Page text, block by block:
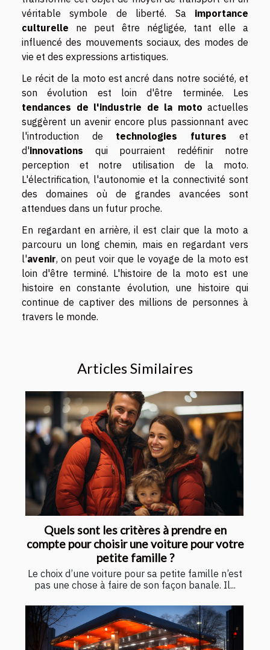
véritable symbole de liberté. Sa importance
culturelle ne peut être négligée, tant elle a
influencé des mouvements sociaux, des modes de
vie et des expressions artistiques.
Le récit de la moto est ancré dans notre société, et
son évolution est loin d'être terminée. Les
tendances de l'industrie de la moto actuelles
suggèrent un avenir encore plus passionnant avec
l'introduction de technologies futures et
d'innovations qui pourraient redéfinir notre
perception et notre utilisation de la moto.
L'électrification, l'autonomie et la connectivité sont
des domaines où de grandes avancées sont
attendues dans un futur proche.
En regardant en arrière, il est clair que la moto a
parcouru un long chemin, mais en regardant vers
l'avenir, on peut voir que le voyage de la moto est
loin d'être terminé. L'histoire de la moto est une
histoire en constante évolution, une histoire qui
continue de captiver des millions de personnes à
travers le monde.
Articles Similaires
Quels sont les critères à prendre en
compte pour choisir une voiture pour votre
petite famille ?
Le choix d’une voiture pour sa petite famille n’est
pas une chose à faire de son façon banale. Il...